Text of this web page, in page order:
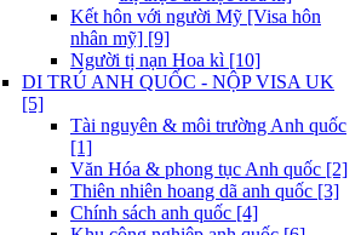
Kết hôn với người Mỹ [Visa hôn
nhân mỹ] [9]
Người tị nạn Hoa kì [10]
DI TRÚ ANH QUỐC - NỘP VISA UK
[5]
Tài nguyên & môi trường Anh quốc
[1]
Văn Hóa & phong tục Anh quốc [2]
Thiên nhiên hoang dã anh quốc [3]
Chính sách anh quốc [4]